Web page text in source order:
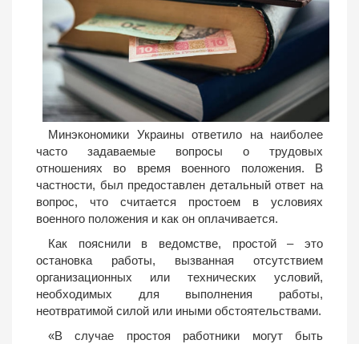
Минэкономики Украины ответило на наиболее
часто задаваемые вопросы о трудовых
отношениях во время военного положения. В
частности, был предоставлен детальный ответ на
вопрос, что считается простоем в условиях
военного положения и как он оплачивается.
Как пояснили в ведомстве, простой – это
остановка работы, вызванная отсутствием
организационных или технических условий,
необходимых для выполнения работы,
неотвратимой силой или иными обстоятельствами.
«В случае простоя работники могут быть